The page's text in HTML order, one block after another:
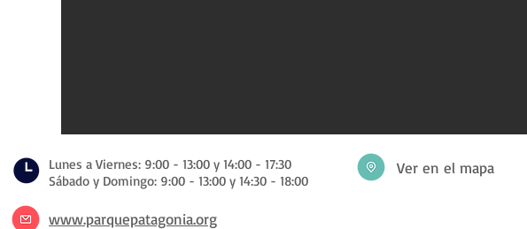
Lunes a Viernes: 9:00 - 13:00 y 14:00 - 17:30
Sábado y Domingo: 9:00 - 13:00 y 14:30 - 18:00
www.parquepatagonia.org
Ver en el mapa